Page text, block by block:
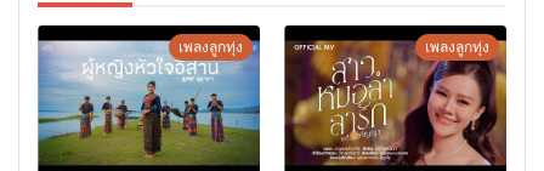
เพลงลูกทุ่ง เพลงลูกทุ่ง